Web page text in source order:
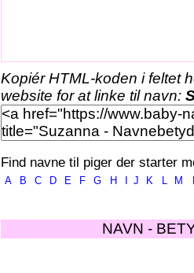
Kopiér HTML-koden i feltet
website for at linke til navn:
Find navne til piger der starter
A B C D E F G H J K L M
NAVN -